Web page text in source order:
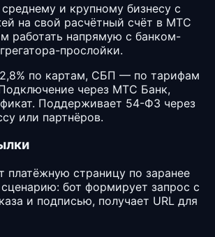
среднему и крупному бизнесу с
на свой расчётный счёт в МТС
работать напрямую с банком-
прослойки.
по картам, СБП — по тарифам
через МТС Банк,
Поддерживает 54-ФЗ через
или партнёров.
платёжную страницу по заранее
бот формирует запрос с
и подписью, получает URL для